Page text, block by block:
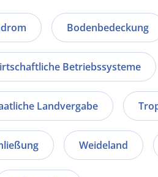
Bodenbedeckung
Betriebssysteme
Landvergabe
Weideland